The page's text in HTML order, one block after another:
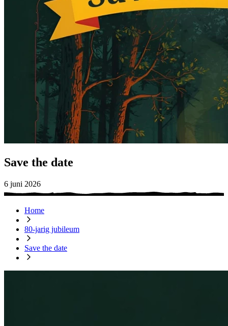
Save the date
6 juni 2026
Home
80-jarig jubileum
Save the date